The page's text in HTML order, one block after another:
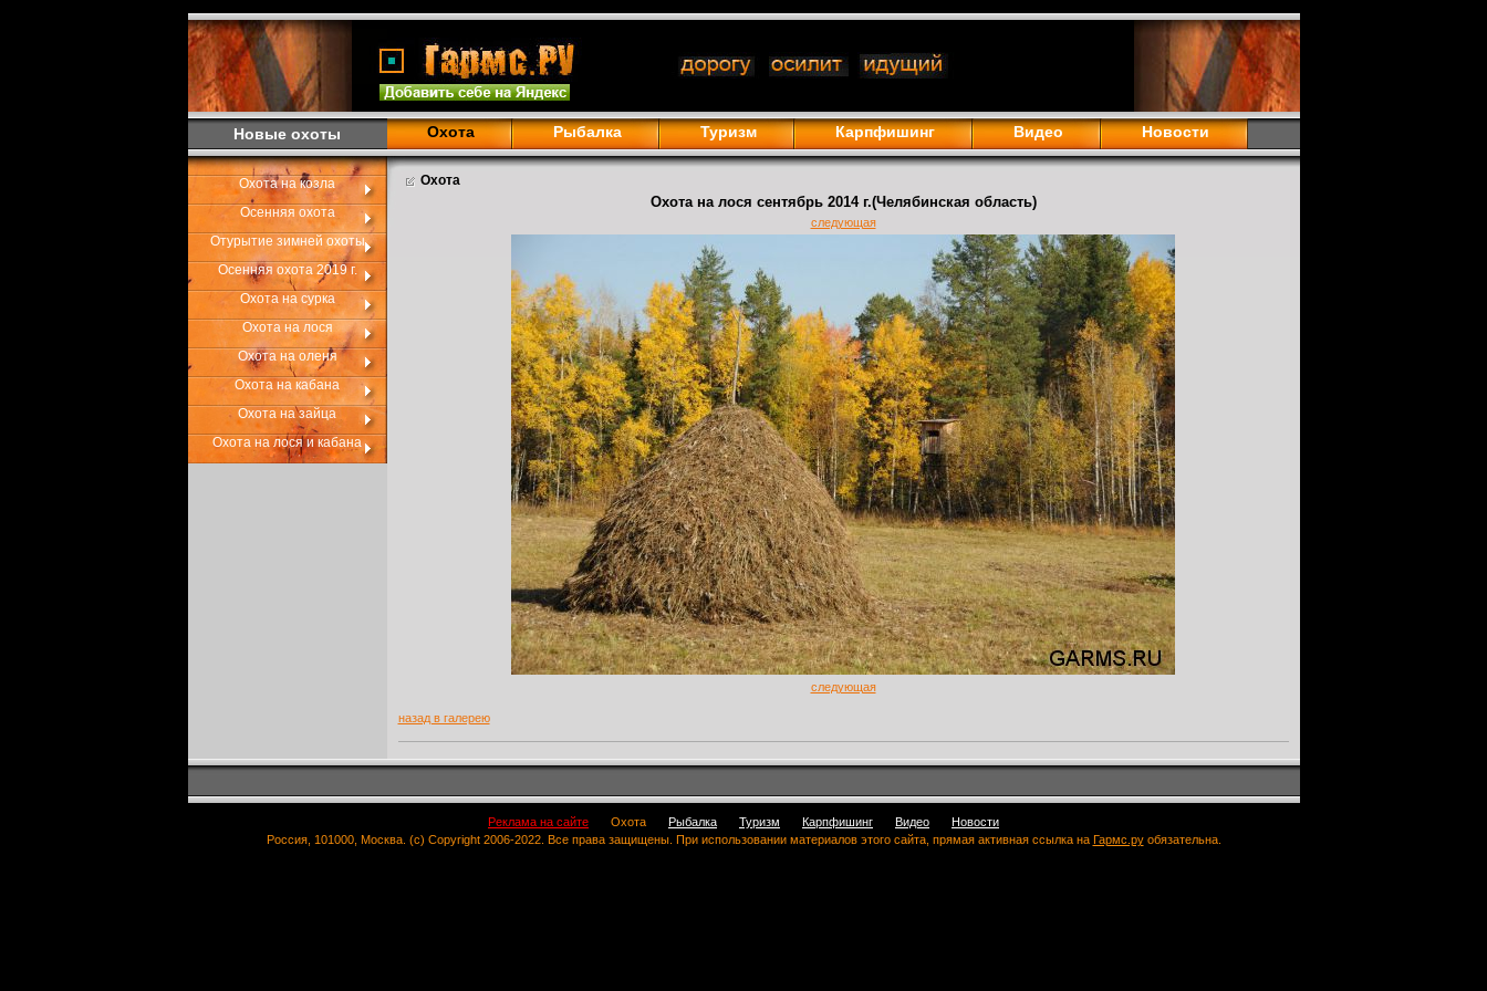
Новые охоты Охота Рыбалка Туризм Карпфишинг Видео Новости
Охота на козла
Осенняя охота
Отурытие зимней охоты
Осенняя охота 2019 г.
Охота на сурка
Охота на лося
Охота на оленя
Охота на кабана
Охота на зайца
Охота на лося и кабана
Охота
Охота на лося сентябрь 2014 г.(Челябинская область)
следующая
следующая
назад в галерею
Реклама на сайте Охота Рыбалка Туризм Карпфишинг Видео
Новости
Россия, 101000, Москва. (c) Copyright 2006-2022. Все права защищены. При использовании материалов этого сайта, прямая активная ссылка на Гармс.руобязательна.